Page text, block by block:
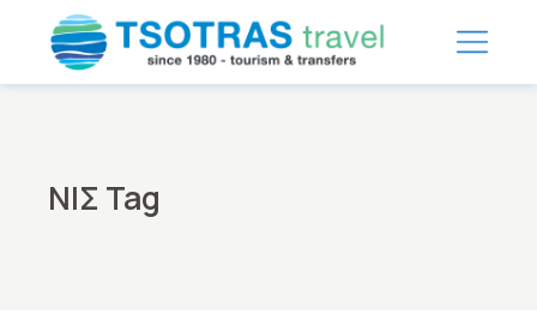
content
ΝΙΣ Tag